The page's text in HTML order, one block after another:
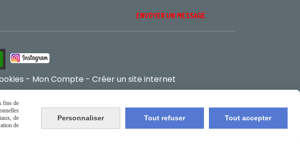
ENVOYER UN MESSAGE
Mon Compte Créer un site internet
fins de
de
de
Personnaliser Tout refuser Tout accepter